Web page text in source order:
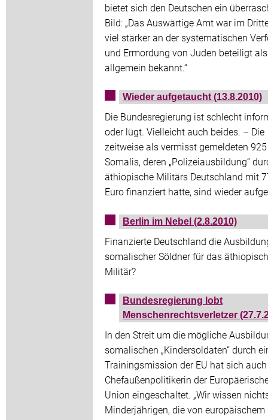
bietet sich den Deutschen ein
Bild: „Das Auswärtige Amt war im
viel stärker an der systematischen
und Ermordung von Juden beteiligt als
allgemein bekannt.“
Wieder aufgetaucht (13.8.2010)
Die Bundesregierung ist schlecht
oder lügt. Vielleicht auch beides. – Die
zeitweise als vermisst gemeldeten 925
Somalis, deren „Polizeiausbildung“
äthiopische Militärs Deutschland mit
Euro finanziert hatte, sind wieder
Berlin im Nebel (2.8.2010)
Finanzierte Deutschland die
somalischer Söldner für das
Militär?
Bundesregierung lobt
Menschenrechtsverletzer
In den Streit um die mögliche
somalischen „Kindersoldaten“ durch
Trainingsmission der EU hat sich
Chefaußenpolitikerin der
Union eingeschaltet. „Wir wissen
Minderjährigen, die von